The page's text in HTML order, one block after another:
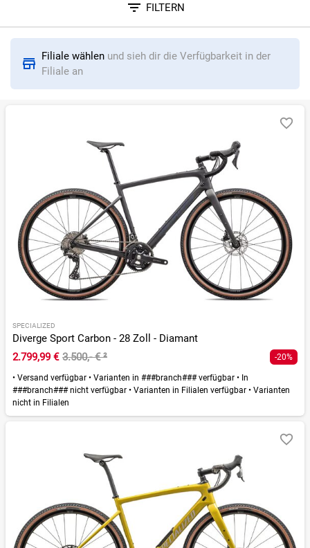
FILTERN
Sortieren nach
RELEVANZ
BESTSELLER ERSPARNIS IN %
Filiale wählen und sieh dir die Verfügbarkeit in der
Filiale an
SPECIALIZED
Diverge Sport Carbon - 28 Zoll - Diamant
2.799,99 € 3.500,- €² -20%
• Versand verfügbar • Varianten in ###branch### verfügbar • In
###branch### nicht verfügbar • Varianten in Filialen verfügbar • Varianten
nicht in Filialen